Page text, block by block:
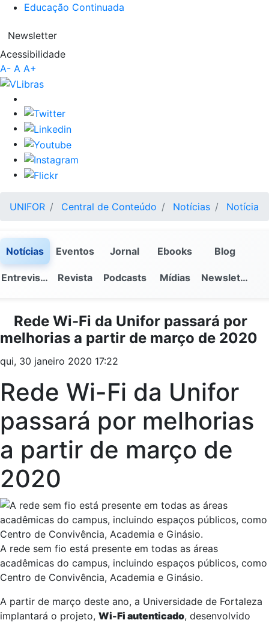
Educação Continuada
Newsletter
Acessibilidade
A- A A+
UNIFOR Central de Conteúdo Notícias Notícia
Notícias Eventos Jornal Ebooks Blog
Entrevistas Revista Podcasts Mídias Newsletter
Rede Wi-Fi da Unifor passará por
melhorias a partir de março de 2020
qui, 30 janeiro 2020 17:22
Rede Wi-Fi da Unifor
passará por melhorias
a partir de março de
2020
A rede sem fio está presente em todas as áreas
acadêmicas do campus, incluindo espaços públicos, como
Centro de Convivência, Academia e Ginásio.
A partir de março deste ano, a Universidade de Fortaleza
implantará o projeto, Wi-Fi autenticado, desenvolvido